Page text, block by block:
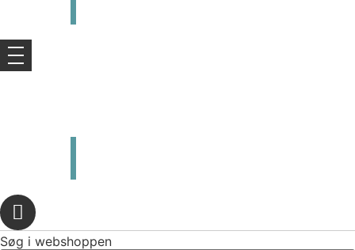
Søg i webshoppen